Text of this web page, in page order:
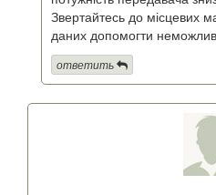
Звертайтесь до місцевих
даних допомогти
ответить